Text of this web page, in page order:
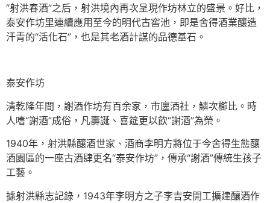
“射洪春酒”之后，射洪境內再次呈現作坊林立的盛景。好比，
泰安作坊里連續應用至今的明代古窖池，即是舍得酒業釀造
汗青的“活化石”，也是其老酒計謀的品德基石。
泰安作坊
清乾隆年間，謝酒作坊有百余家，市廛酒社，鱗次櫛比。時
人嗜“謝酒”成俗，凡壽誕、喜筵更以飲“謝酒”為榮。
1940年，射洪縣釀酒世家、酒商李明方將位于今舍得生態釀
酒園區的一座古酒肆更名“泰安作坊”，傳承“謝酒”傳統生孩子
工藝。
據射洪縣志記錄，1943年李明方之子李吉安開工擴建釀酒作